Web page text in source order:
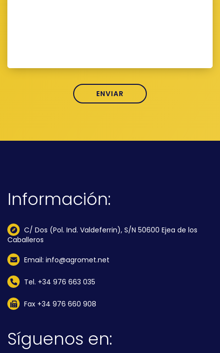
Información:
C/ Dos (Pol. Ind. Valdeferrin), S/N 50600 Ejea de los
Caballeros
Email: info@agromet.net
Tel. +34 976 663 035
Fax +34 976 660 908
Síguenos en: